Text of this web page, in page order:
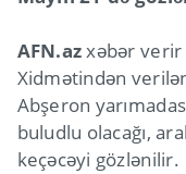
AFN.azxəbər
Xidmətindən
Abşeron
buludlu olacağı,
keçəcəyi gözlənilir.